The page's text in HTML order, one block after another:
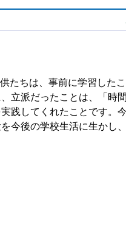
たちは、事前に学習した
立派だったことは、「時
践してくれたことです。
今後の学校生活に生かし、